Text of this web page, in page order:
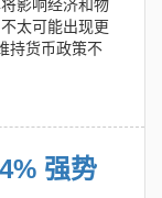
影响经济和物
太可能出现更
持货币政策不
强势